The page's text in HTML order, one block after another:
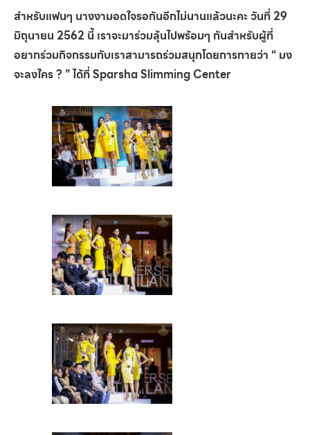
สำหรับแฟนๆ นางงามอดใจรอกันอีกไม่นานแล้วนะคะ วันที่ 29
มิถุนายน 2562 นี้ เราจะมาร่วมลุ้นไปพร้อมๆ กันสำหรับผู้ที่
อยากร่วมกิจกรรมกับเราสามารถร่วมสนุกโดยการทายว่า “ มง
จะลงใคร ? ” ได้ที่ Sparsha Slimming Center